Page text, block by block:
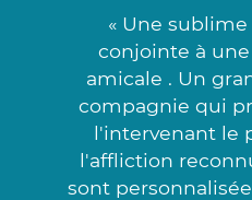
« Une
conjointe à
amicale . Un
compagnie qui
l'intervenant le
l'affliction
sont